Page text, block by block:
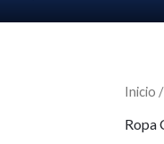
Inicio /
Ropa